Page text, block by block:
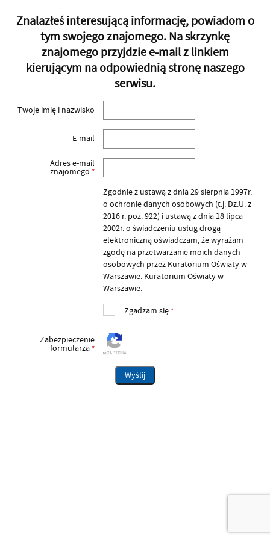
Znalazłeś interesującą informację, powiadom o
tym swojego znajomego. Na skrzynkę
znajomego przyjdzie e-mail z linkiem
kierującym na odpowiednią stronę naszego
serwisu.
Twoje imię i nazwisko
E-mail
Adres e-mail
znajomego *
Zgodnie z ustawą z dnia 29 sierpnia 1997r.
o ochronie danych osobowych (t.j. Dz.U. z
2016 r. poz. 922) i ustawą z dnia 18 lipca
2002r. o świadczeniu usług drogą
elektroniczną oświadczam, że wyrażam
zgodę na przetwarzanie moich danych
osobowych przez Kuratorium Oświaty w
Warszawie. Kuratorium Oświaty w
Warszawie.
Zgadzam się*
Zabezpieczenie
formularza*